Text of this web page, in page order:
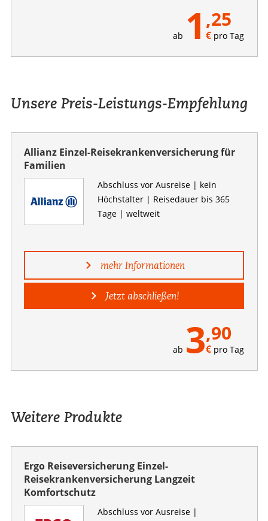
ab 1 ,25
€pro Tag
Unsere Preis-Leistungs-Empfehlung
Allianz Einzel-Reisekrankenversicherung für
Familien
Abschluss vor Ausreise | kein
Höchstalter | Reisedauer bis 365
Tage | weltweit
ab 3,90
€pro Tag
mehr Informationen
Jetzt abschließen!
Weitere Produkte
Ergo Reiseversicherung Einzel-
Reisekrankenversicherung Langzeit
Komfortschutz
Abschluss vor Ausreise |